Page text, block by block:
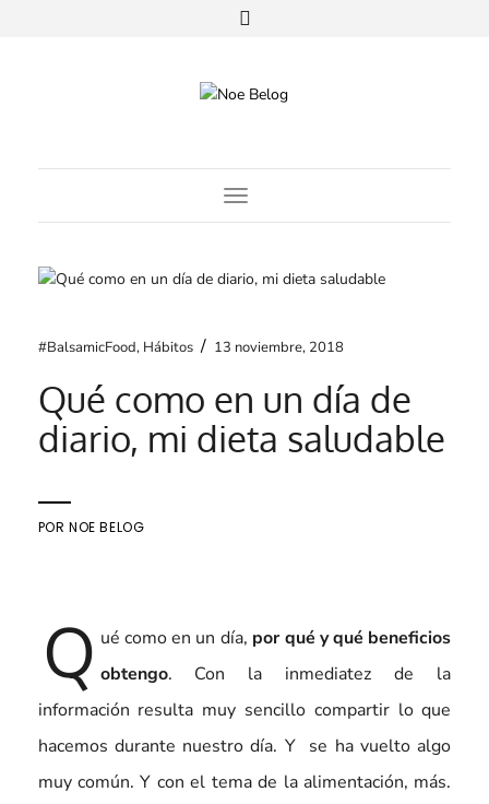
Toggle Navigation
#BalsamicFood, Hábitos / 13 noviembre, 2018
Qué como en un día de
diario, mi dieta saludable
POR NOE BELOG
Q ué como en un día, por qué y qué beneficios
obtengo. Con la inmediatez de la
información resulta muy sencillo compartir lo que
hacemos durante nuestro día. Y se ha vuelto algo
muy común. Y con el tema de la alimentación, más.